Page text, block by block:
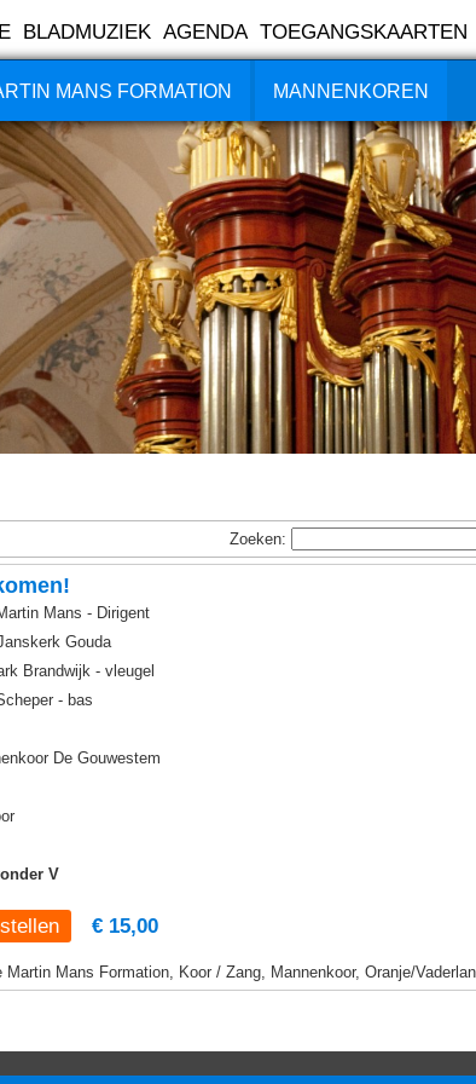
BLADMUZIEK AGENDA TOEGANGSKAARTEN
MANS FORMATION MANNENKOREN
Zoeken:
Mans - Dirigent
Gouda
Brandwijk - vleugel
- bas
De Gouwestem
V
€ 15,00
Martin Mans Formation, Koor / Zang, Mannenkoor, Oranje/